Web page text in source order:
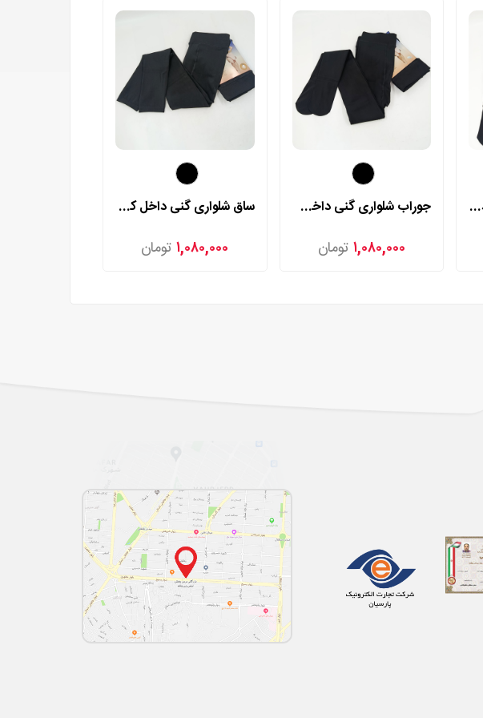
جوراب شلواری داخل خزدار مدل 4428 جوراب شلواری گنی داخل کرکی مدل 4435
۱,۰۸۰,۰۰۰ تومان
ساق شلواری گنی داخل کرکی مدل 4436
۱,۰۸۰,۰۰۰تومان